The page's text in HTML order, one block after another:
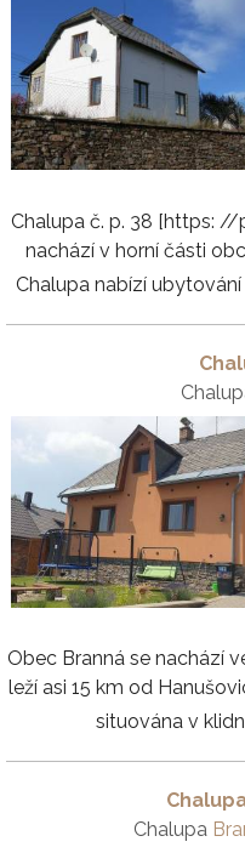
Chalupa č. p. 38 [https:
nachází v horní části
Chalupa nabízí ubytování
Obec Branná se nachází
leží asi 15 km od
situována v
Chalupa